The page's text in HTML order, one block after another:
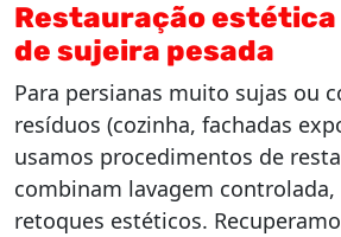
Restauração estética
de sujeira pesada
Para persianas muito sujas ou
resíduos (cozinha, fachadas
usamos procedimentos de
combinam lavagem
retoques estéticos.